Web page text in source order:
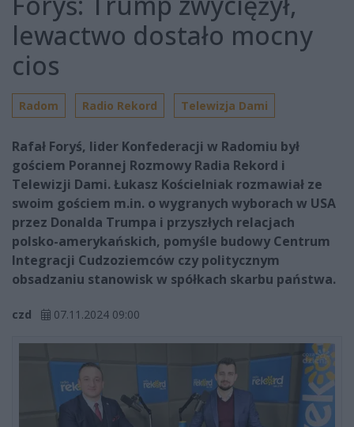
lewactwo dostało mocny
cios
Radom Radio Rekord Telewizja Dami
Rafał Foryś, lider Konfederacji w Radomiu był
gościem Porannej Rozmowy Radia Rekord i
Telewizji Dami. Łukasz Kościelniak rozmawiał ze
swoim gościem m.in. o wygranych wyborach w USA
przez Donalda Trumpa i przyszłych relacjach
polsko-amerykańskich, pomyśle budowy Centrum
Integracji Cudzoziemców czy politycznym
obsadzaniu stanowisk w spółkach skarbu państwa.
czd 07.11.2024 09:00